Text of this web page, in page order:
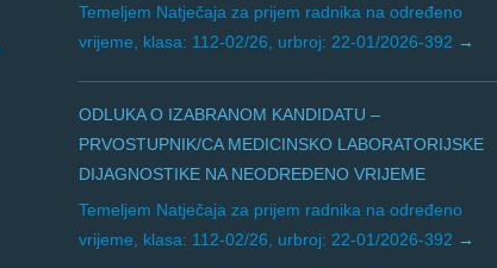
Temeljem Natječaja za prijem radnika na određeno
vrijeme, klasa: 112-02/26, urbroj: 22-01/2026-392
ODLUKA O IZABRANOM KANDIDATU –
PRVOSTUPNIK/CA MEDICINSKO LABORATORIJSKE
DIJAGNOSTIKE NA NEODREĐENO VRIJEME
Temeljem Natječaja za prijem radnika na određeno
vrijeme, klasa: 112-02/26, urbroj: 22-01/2026-392